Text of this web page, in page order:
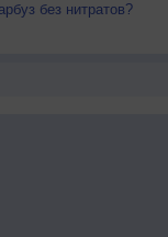
арбуз без нитратов?